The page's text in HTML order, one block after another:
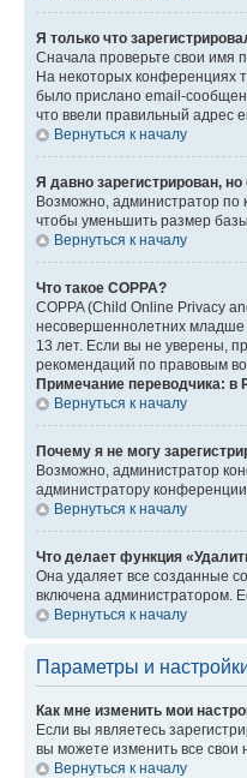
Я только что
Сначала проверьте свои имя
На некоторых конференциях
было прислано email-
что ввели правильный адрес
Вернуться к началу
Я давно зарегистрирован,
Возможно, администратор по
чтобы уменьшить размер базы
Вернуться к началу
Что такое COPPA?
COPPA (Child Online Privacy
несовершеннолетних младше
13 лет. Если вы не уверены,
рекомендаций по правовым
Примечание переводчика: в
Вернуться к началу
Почему я не могу
Возможно, администратор
администратору конференции.
Вернуться к началу
Что делает функция
Она удаляет все созданные
включена администратором.
Вернуться к началу
Параметры и
Как мне изменить мои
Если вы являетесь
вы можете изменить все свои
Вернуться к началу